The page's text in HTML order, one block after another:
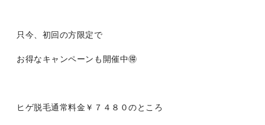
只今、初回の方限定で
お得なキャンペーンも開催中🉐
ヒゲ脱毛通常料金￥７４８０のところ